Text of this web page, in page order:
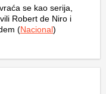
vraća se kao serija,
Robert de Niro i
(Nacional)